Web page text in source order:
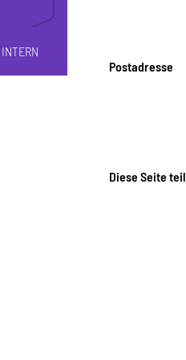
INTERN
Postadresse
Diese Seite